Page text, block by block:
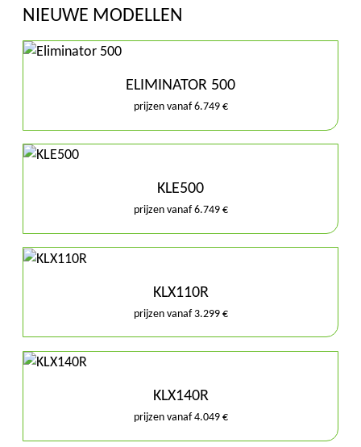
NIEUWE MODELLEN
ELIMINATOR 500
prijzen vanaf 6.749 €
KLE500
prijzen vanaf 6.749 €
KLX110R
prijzen vanaf 3.299 €
KLX140R
prijzen vanaf 4.049 €